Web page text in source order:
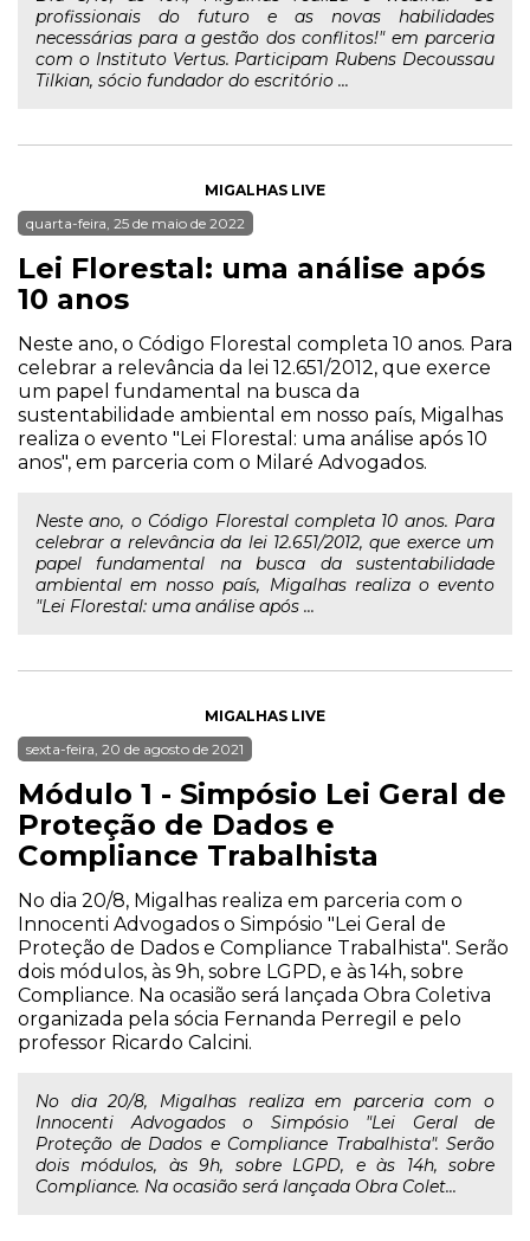
profissionais do futuro e as novas habilidades
necessárias para a gestão dos conflitos!" em parceria
com o Instituto Vertus. Participam Rubens Decoussau
Tilkian, sócio fundador do escritório ...
MIGALHAS LIVE
quarta-feira, 25 de maio de 2022
Lei Florestal: uma análise após
10 anos
Neste ano, o Código Florestal completa 10 anos. Para
celebrar a relevância da lei 12.651/2012, que exerce
um papel fundamental na busca da
sustentabilidade ambiental em nosso país, Migalhas
realiza o evento "Lei Florestal: uma análise após 10
anos", em parceria com o Milaré Advogados.
Neste ano, o Código Florestal completa 10 anos. Para
celebrar a relevância da lei 12.651/2012, que exerce um
papel fundamental na busca da sustentabilidade
ambiental em nosso país, Migalhas realiza o evento
"Lei Florestal: uma análise após ...
MIGALHAS LIVE
sexta-feira, 20 de agosto de 2021
Módulo 1 - Simpósio Lei Geral de
Proteção de Dados e
Compliance Trabalhista
No dia 20/8, Migalhas realiza em parceria com o
Innocenti Advogados o Simpósio "Lei Geral de
Proteção de Dados e Compliance Trabalhista". Serão
dois módulos, às 9h, sobre LGPD, e às 14h, sobre
Compliance. Na ocasião será lançada Obra Coletiva
organizada pela sócia Fernanda Perregil e pelo
professor Ricardo Calcini.
No dia 20/8, Migalhas realiza em parceria com o
Innocenti Advogados o Simpósio "Lei Geral de
Proteção de Dados e Compliance Trabalhista". Serão
dois módulos, às 9h, sobre LGPD, e às 14h, sobre
Compliance. Na ocasião será lançada Obra Colet...